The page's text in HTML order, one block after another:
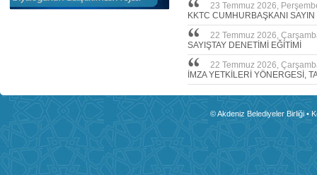
23 Temmuz 2026,
KKTC CUMHURBAŞKANI
22 Temmuz 2026,
SAYIŞTAY DENETİMİ EĞİTİMİ
22 Temmuz 2026,
İMZA YETKİLERİ YÖNERGESİ,
© Akdeniz Belediyeler Birliği •